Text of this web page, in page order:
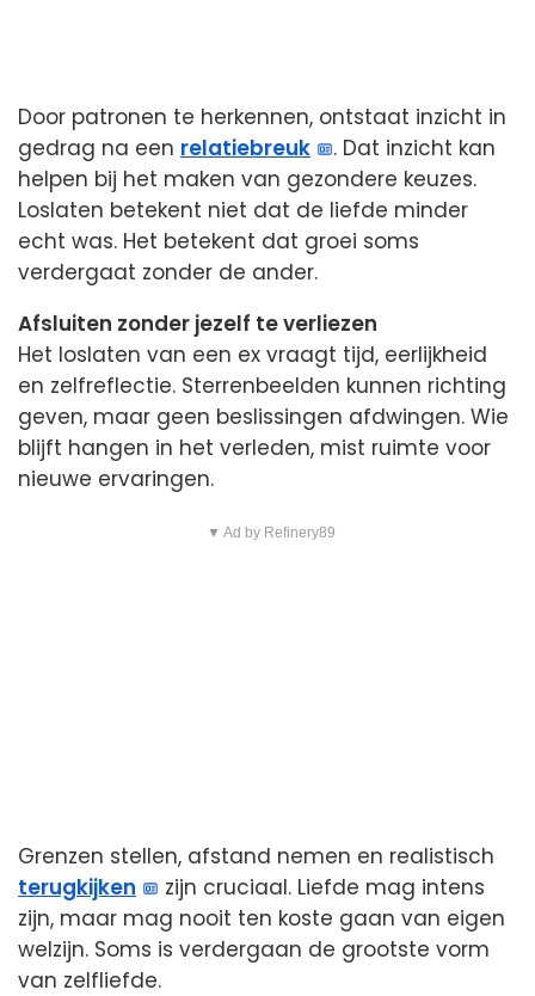
Door patronen te herkennen, ontstaat inzicht in
gedrag na een relatiebreuk
. Dat inzicht kan
helpen bij het maken van gezondere keuzes.
Loslaten betekent niet dat de liefde minder
echt was. Het betekent dat groei soms
verdergaat zonder de ander.
Afsluiten zonder jezelf te verliezen
Het loslaten van een ex vraagt tijd, eerlijkheid
en zelfreflectie. Sterrenbeelden kunnen richting
geven, maar geen beslissingen afdwingen. Wie
blijft hangen in het verleden, mist ruimte voor
nieuwe ervaringen.
▼ Ad by Refinery89
Grenzen stellen, afstand nemen en realistisch
terugkijken
zijn cruciaal. Liefde mag intens
zijn, maar mag nooit ten koste gaan van eigen
welzijn. Soms is verdergaan de grootste vorm
van zelfliefde.